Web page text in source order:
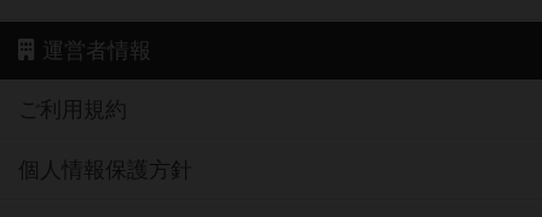
運営者情報
ご利用規約
個人情報保護方針